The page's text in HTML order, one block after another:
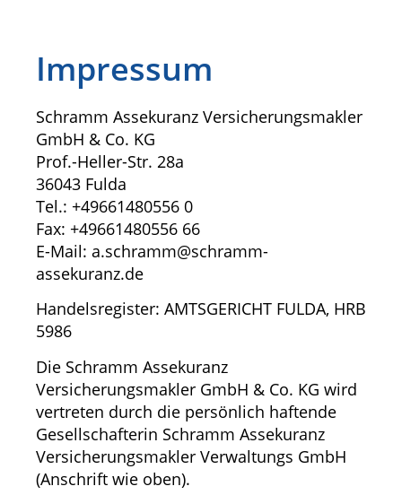
Impressum
Schramm Assekuranz Versicherungsmakler
GmbH & Co. KG
Prof.-Heller-Str. 28a
36043 Fulda
Tel.: +49661480556 0
Fax: +49661480556 66
E-Mail: a.schramm@schramm-
assekuranz.de
Handelsregister: AMTSGERICHT FULDA, HRB
5986
Die Schramm Assekuranz
Versicherungsmakler GmbH & Co. KG wird
vertreten durch die persönlich haftende
Gesellschafterin Schramm Assekuranz
Versicherungsmakler Verwaltungs GmbH
(Anschrift wie oben).